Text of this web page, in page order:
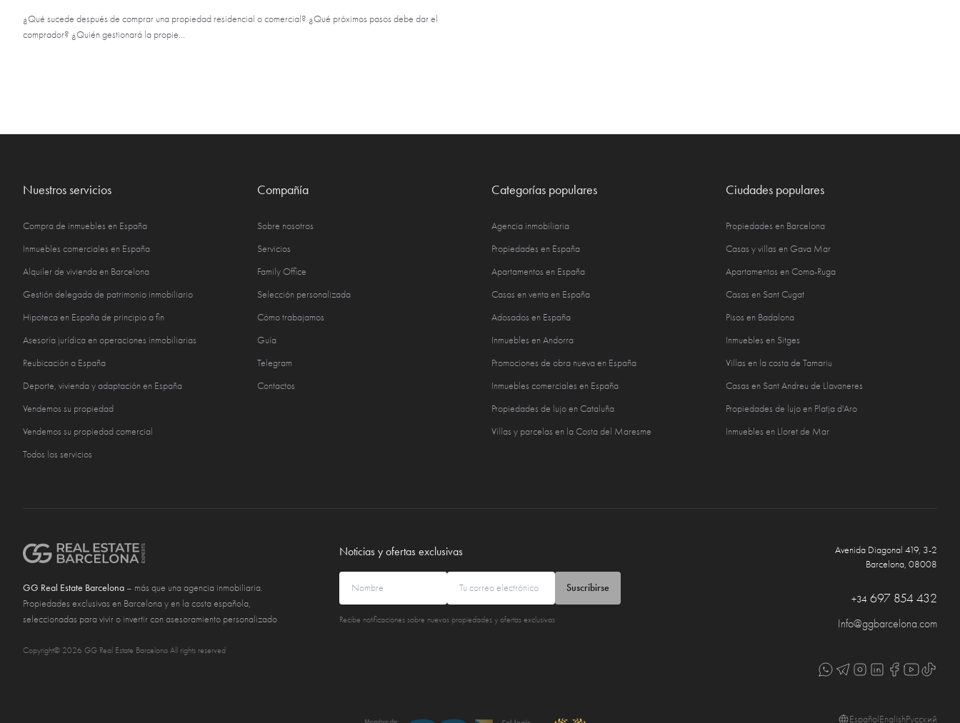
¿Qué sucede después de comprar una propiedad residencial o comercial? ¿Qué próximos pasos debe dar el
comprador? ¿Quién gestionará la propie...
Nuestros servicios
Compra de inmuebles en España
Inmuebles comerciales en España
Alquiler de vivienda en Barcelona
Gestión delegada de patrimonio inmobiliario
Hipoteca en España de principio a fin
Asesoría jurídica en operaciones inmobiliarias
Reubicación a España
Deporte, vivienda y adaptación en España
Vendemos su propiedad
Vendemos su propiedad comercial
Todos los servicios
Compañía
Sobre nosotros
Servicios
Family Office
Selección personalizada
Cómo trabajamos
Guía
Telegram
Contactos
Categorías populares
Agencia inmobiliaria
Propiedades en España
Apartamentos en España
Casas en venta en España
Adosados en España
Inmuebles en Andorra
Promociones de obra nueva en España
Inmuebles comerciales en España
Propiedades de lujo en Cataluña
Villas y parcelas en la Costa del Maresme
Ciudades populares
Propiedades en Barcelona
Casas y villas en Gava Mar
Apartamentos en Coma-Ruga
Casas en Sant Cugat
Pisos en Badalona
Inmuebles en Sitges
Villas en la costa de Tamariu
Casas en Sant Andreu de Llavaneres
Propiedades de lujo en Platja d'Aro
Inmuebles en Lloret de Mar
GG Real Estate Barcelona – más que una agencia inmobiliaria.
Propiedades exclusivas en Barcelona y en la costa española,
seleccionadas para vivir o invertir con asesoramiento personalizado
Copyright© 2026 GG Real Estate Barcelona All rights reserved
Noticias y ofertas exclusivas
Suscribirse
Recibe notificaciones sobre nuevas propiedades y ofertas exclusivas
Avenida Diagonal 419, 3-2
Barcelona, 08008
+34 697 854 432
Info@ggbarcelona.com
EspañolEnglishРусский